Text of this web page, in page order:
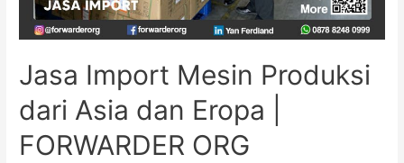
Jasa Import Mesin Produksi
dari Asia dan Eropa |
FORWARDER ORG